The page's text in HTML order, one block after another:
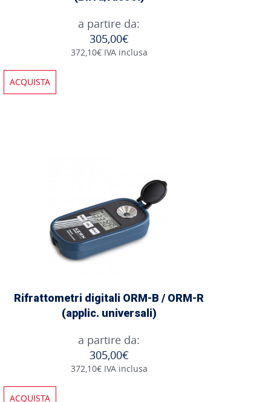
a partire da:
305,00€
372,10€ IVA inclusa
ACQUISTA
Rifrattometri digitali ORM-B / ORM-R
(applic. universali)
a partire da:
305,00€
372,10€ IVA inclusa
ACQUISTA